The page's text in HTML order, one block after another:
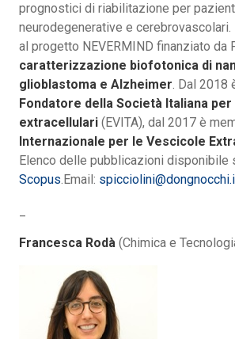
prognostici di riabilitazione per
neurodegenerative e
al progetto NEVERMIND finanziato da
caratterizzazione biofotonica di
glioblastoma e Alzheimer. Dal 2018
Fondatore della Società Italiana
extracellulari (EVITA), dal 2017 è
Internazionale per le Vescicole
Elenco delle pubblicazioni disponibile
Scopus.Email:
Francesca Rodà (Chimica e